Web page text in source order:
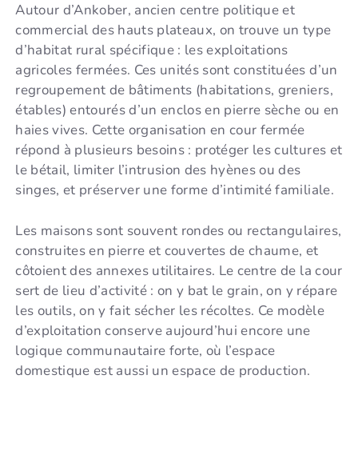
Autour d’Ankober, ancien centre politique et
commercial des hauts plateaux, on trouve un type
d’habitat rural spécifique : les exploitations
agricoles fermées. Ces unités sont constituées d’un
regroupement de bâtiments (habitations, greniers,
étables) entourés d’un enclos en pierre sèche ou en
haies vives. Cette organisation en cour fermée
répond à plusieurs besoins : protéger les cultures et
le bétail, limiter l’intrusion des hyènes ou des
singes, et préserver une forme d’intimité familiale.
Les maisons sont souvent rondes ou rectangulaires,
construites en pierre et couvertes de chaume, et
côtoient des annexes utilitaires. Le centre de la cour
sert de lieu d’activité : on y bat le grain, on y répare
les outils, on y fait sécher les récoltes. Ce modèle
d’exploitation conserve aujourd’hui encore une
logique communautaire forte, où l’espace
domestique est aussi un espace de production.